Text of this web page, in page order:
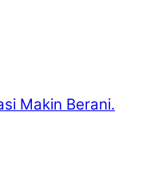
Makin Berani.